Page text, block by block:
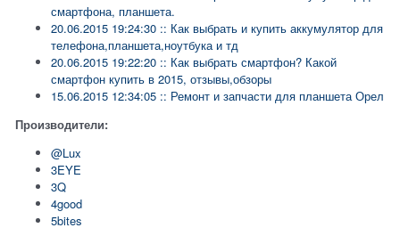
смартфона, планшета.
20.06.2015 19:24:30 :: Как выбрать и купить аккумулятор для
телефона,планшета,ноутбука и тд
20.06.2015 19:22:20 :: Как выбрать смартфон? Какой
смартфон купить в 2015, отзывы,обзоры
15.06.2015 12:34:05 :: Ремонт и запчасти для планшета Орел
Производители:
@Lux
3EYE
3Q
4good
5bites